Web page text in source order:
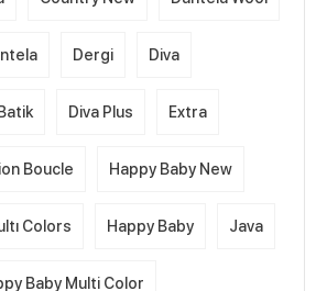
Dergi Diva
Diva Plus Extra
Boucle Happy Baby New
Colors Happy Baby Java
Baby Multi Color